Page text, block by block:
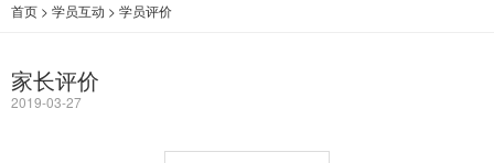
首页 > 学员互动 > 学员评价
家长评价
2019-03-27